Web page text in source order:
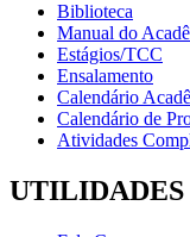
Biblioteca
Manual do
Estágios/TCC
Ensalamento
Calendário
Calendário de
Atividades
UTILIDADES